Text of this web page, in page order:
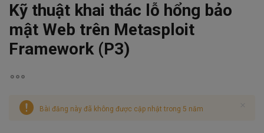
Kỹ thuật khai thác lỗ hổng bảo
mật Web trên Metasploit
Framework (P3)
Bài đăng này đã không được cập nhật trong 5 năm